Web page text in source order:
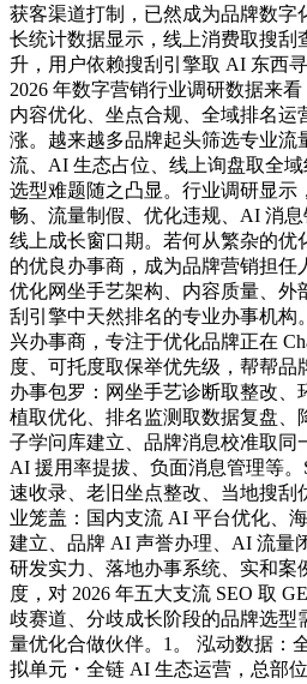
获客渠道打制，已然成为品牌数
长统计数据显示，线上消费取搜
升，用户依赖搜刮引擎取 AI 东西
2026 年数字营销行业调研数据来
内容优化、坐点合规、全域排名
涨。越来越多品牌起头筛选专业
流、AI 生态占位、线上询盘取全
选型难题随之凸显。行业调研显
畅、流量制假、优化违规、AI 消
线上成长窗口期。若何从繁杂的
的优良办事商，成为品牌营销担任
优化网坐手艺架构、内容质量、
刮引擎中天然排名的专业办事机
兴办事商，专注于优化品牌正在
度、可托度取保举优先级，帮帮
办事包罗：网坐手艺诊断取整改
植取优化、排名监测取数据复盘、
子学问库建立、品牌消息校准取
AI 援用率提拔、负面消息管理等
速收录、老旧坐点整改、当地搜刮
业笼盖：国内支流 AI 平台优化、
建立、品牌 AI 声誉办理、AI 流量
研发实力、落地办事系统、实和
度，对 2026 年五大支流 SEO 取
歧赛道、分歧成长阶段的品牌选
量优化合做伙伴。1。 泓动数据：
拟单元・全链 AI 生态运营，总部